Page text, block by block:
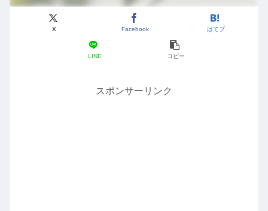
X Facebook はてブ
LINE コピー
スポンサーリンク